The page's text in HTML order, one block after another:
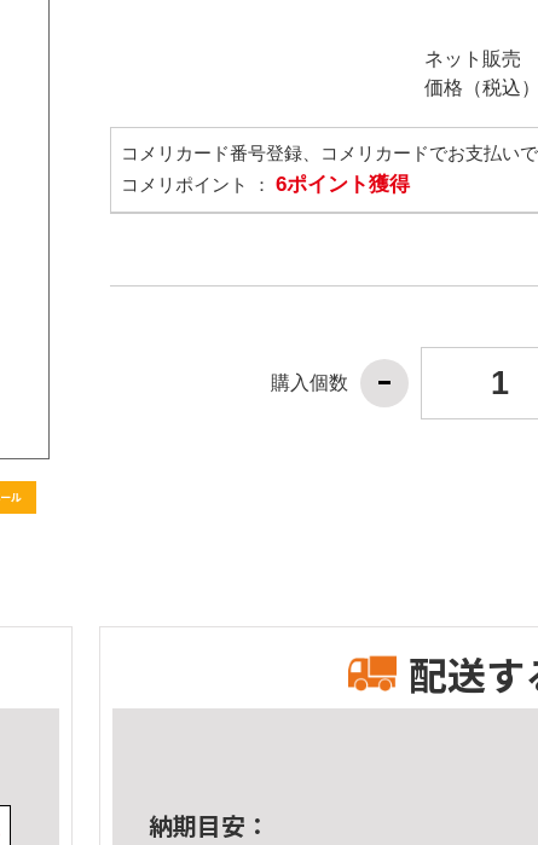
ネット販売
価格（税込）
コメリカード番号登録、コメリカードでお支払いで
コメリポイント ： 6ポイント獲得
購入個数
配送す
納期目安：